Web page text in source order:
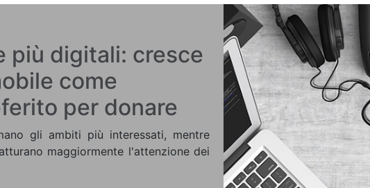
più digitali: cresce
come
per donare
gli ambiti più interessati, mentre
maggiormente l'attenzione dei